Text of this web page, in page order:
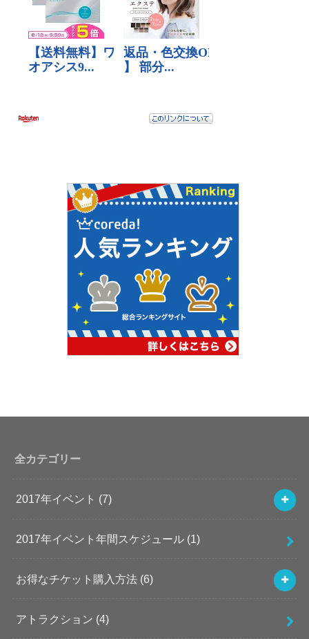
全カテゴリー
2017年イベント (7)
2017年イベント年間スケジュール (1)
お得なチケット購入方法 (6)
アトラクション (4)